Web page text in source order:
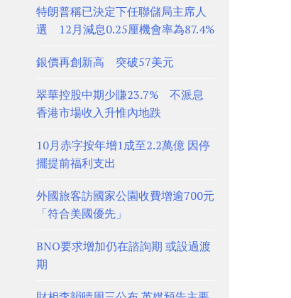
特朗普稱已決定下任聯儲局主席人
選 12月減息0.25厘機會率為87.4%
銀價再創新高 突破57美元
翠華控股中期少賺23.7% 不派息
香港市場收入升惟內地跌
10月赤字按年增1成至2.2萬億 因停
擺提前福利支出
外國旅客訪國家公園收費增逾700元
「符合美國優先」
BNO要求增加仍在諮詢期 或設過渡
期